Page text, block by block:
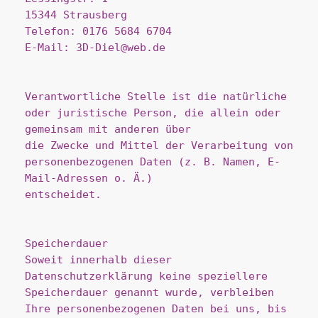
15344 Strausberg
Telefon: 0176 5684 6704
E-Mail: 3D-Diel@web.de
Verantwortliche Stelle ist die natürliche
oder juristische Person, die allein oder
gemeinsam mit anderen über
die Zwecke und Mittel der Verarbeitung von
personenbezogenen Daten (z. B. Namen, E-
Mail-Adressen o. Ä.)
entscheidet.
Speicherdauer
Soweit innerhalb dieser
Datenschutzerklärung keine speziellere
Speicherdauer genannt wurde, verbleiben
Ihre personenbezogenen Daten bei uns, bis